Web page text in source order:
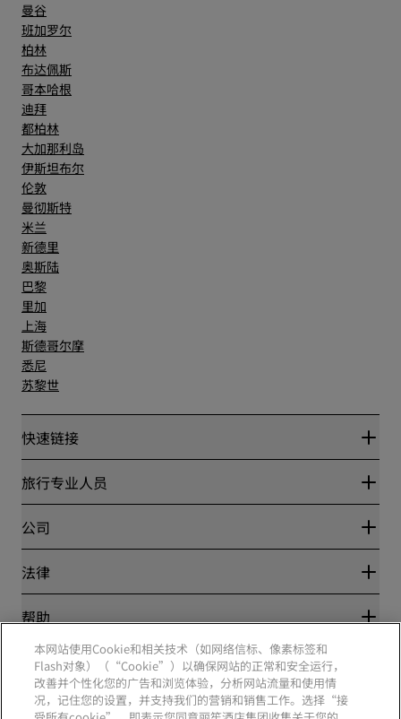
曼谷
班加罗尔
柏林
布达佩斯
哥本哈根
迪拜
都柏林
大加那利岛
伊斯坦布尔
伦敦
曼彻斯特
米兰
新德里
奥斯陆
巴黎
里加
上海
斯德哥尔摩
悉尼
苏黎世
快速链接
丽赏会
Blog
目的地
丽笙酒店集团APP
体育认证酒店
家庭友好型酒店
旅行专业人员
合作伙伴
公司
丽笙酒店集团
工作机会 RHG
工作机会 PPHE
工作机会 EHL
The Club by RHG
发展机会
责任经营
法律
隐私中心
丽赏会条款和条件
网站使用协议
数字无障碍
现代奴隶制声明
帮助
消费者警示
联系方式
常见问题
社交媒体
丽笙酒店集团品牌
本网站使用Cookie和相关技术（如网络信标、像素标签和
Flash对象）（“Cookie”）以确保网站的正常和安全运行，
改善并个性化您的广告和浏览体验，分析网站流量和使用情
况，记住您的设置，并支持我们的营销和销售工作。选择“接